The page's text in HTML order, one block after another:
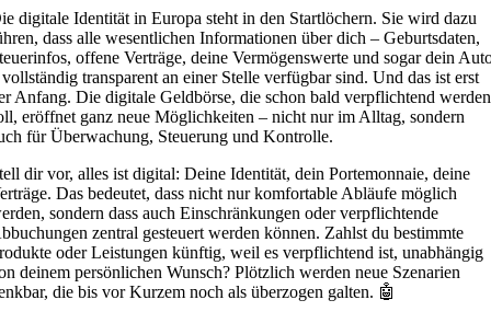
digitale Identität in Europa steht in den Startlöchern. Sie wird dazu
dass alle wesentlichen Informationen über dich – Geburtsdaten,
offene Verträge, deine Vermögenswerte und sogar dein
transparent an einer Stelle verfügbar sind. Und das ist erst
Anfang. Die digitale Geldbörse, die schon bald verpflichtend werden
eröffnet ganz neue Möglichkeiten – nicht nur im Alltag, sondern
für Überwachung, Steuerung und Kontrolle.
dir vor, alles ist digital: Deine Identität, dein Portemonnaie, deine
Das bedeutet, dass nicht nur komfortable Abläufe möglich
sondern dass auch Einschränkungen oder verpflichtende
zentral gesteuert werden können. Zahlst du bestimmte
oder Leistungen künftig, weil es verpflichtend ist, unabhängig
deinem persönlichen Wunsch? Plötzlich werden neue Szenarien
die bis vor Kurzem noch als überzogen galten. 🤖